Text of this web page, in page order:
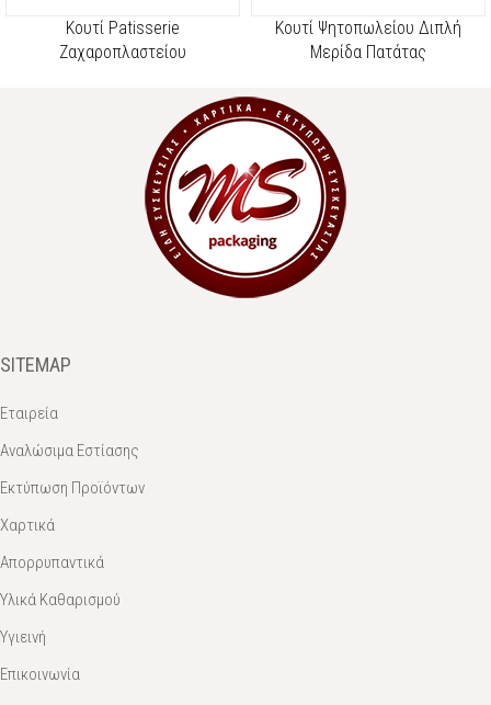
Κουτί Patisserie
Ζαχαροπλαστείου
Κουτί Ψητοπωλείου Διπλή
Μερίδα Πατάτας
SITEMAP
Εταιρεία
Αναλώσιμα Εστίασης
Εκτύπωση Προϊόντων
Χαρτικά
Απορρυπαντικά
Υλικά Καθαρισμού
Υγιεινή
Επικοινωνία